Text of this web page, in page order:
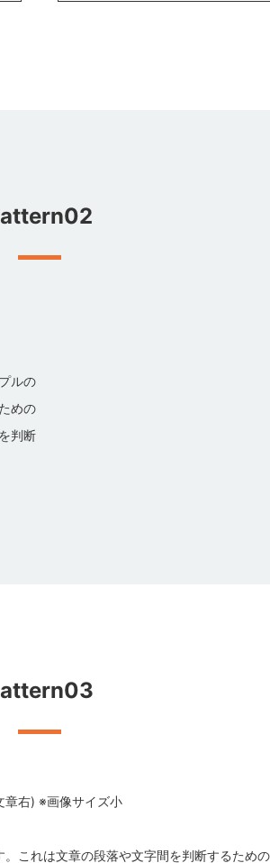
ルの
めの
判断
章右) ※画像サイズ小
これは文章の段落や文字間を判断するため